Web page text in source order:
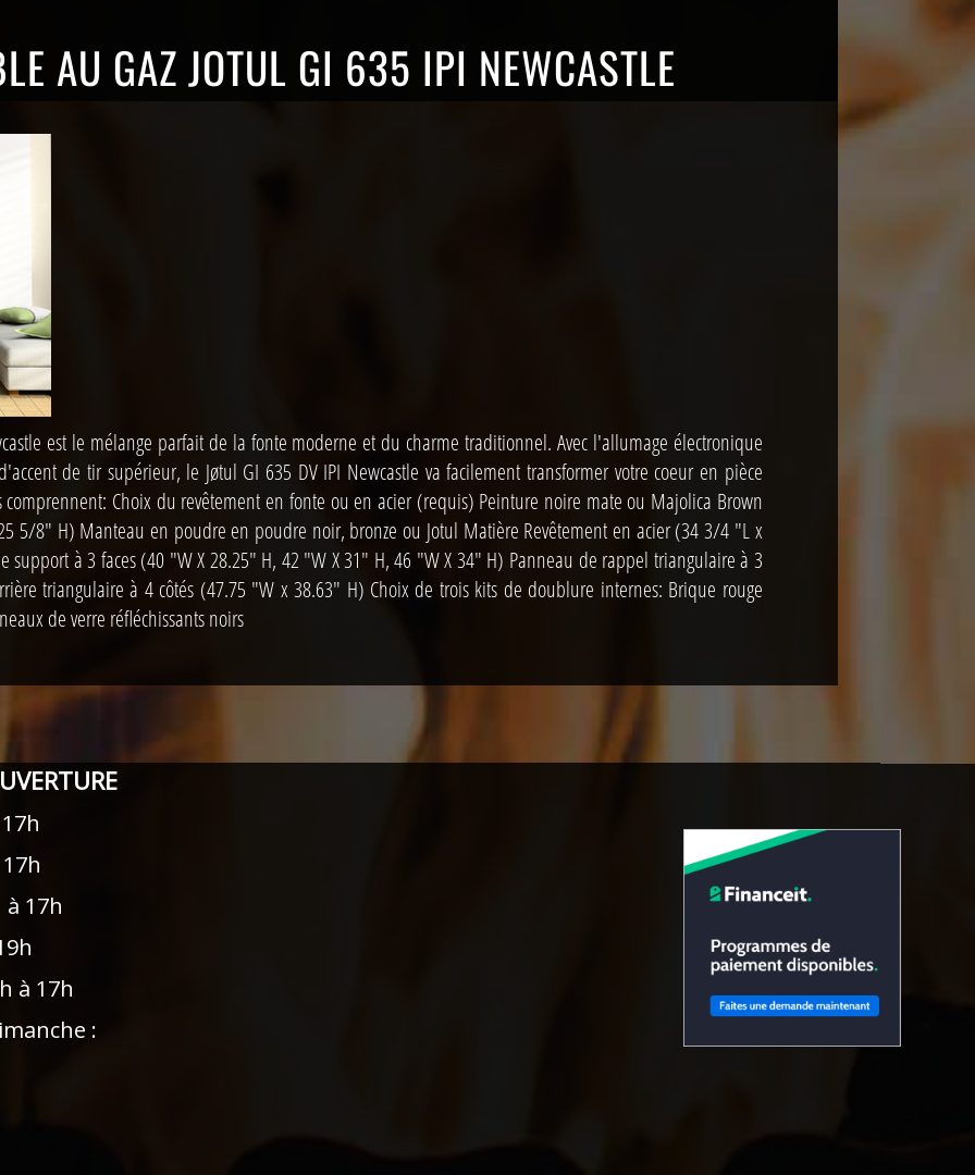
AU GAZ JOTUL GI 635 IPI NEWCASTLE
est le mélange parfait de la fonte moderne et du charme traditionnel. Avec l'allumage électronique
de tir supérieur, le Jøtul GI 635 DV IPI Newcastle va facilement transformer votre coeur en pièce
comprennent: Choix du revêtement en fonte ou en acier (requis) Peinture noire mate ou Majolica Brown
5/8" H) Manteau en poudre en poudre noir, bronze ou Jotul Matière Revêtement en acier (34 3/4 "L x
à 3 faces (40 "W X 28.25" H, 42 "W X 31" H, 46 "W X 34" H) Panneau de rappel triangulaire à 3
triangulaire à 4 côtés (47.75 "W x 38.63" H) Choix de trois kits de doublure internes: Brique rouge
de verre réfléchissants noirs
17h
à 17h
: